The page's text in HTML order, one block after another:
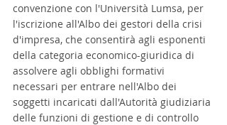
convenzione con l'Università Lumsa, per
l'iscrizione all'Albo dei gestori della crisi
d'impresa, che consentirà agli esponenti
della categoria economico-giuridica di
assolvere agli obblighi formativi
necessari per entrare nell'Albo dei
soggetti incaricati dall'Autorità giudiziaria
delle funzioni di gestione e di controllo